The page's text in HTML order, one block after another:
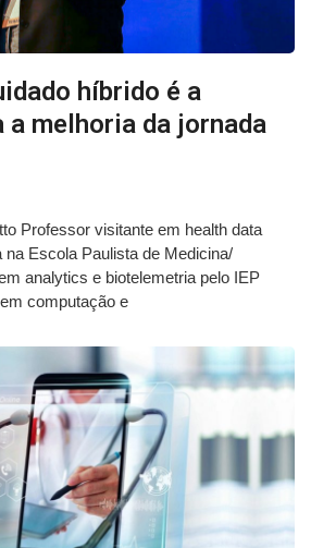
híbrido é a
a melhoria da jornada
Professor visitante em health data
Escola Paulista de Medicina/
analytics e biotelemetria pelo IEP
computação e